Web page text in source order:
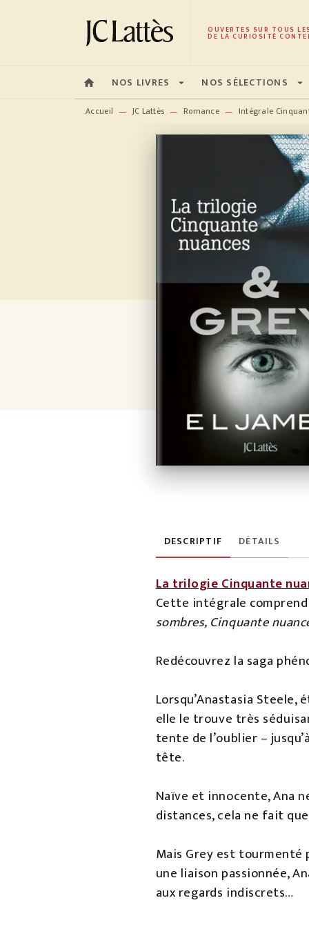
MENU RECHERCHE CONTENU
OUVERTES SUR TOUS
DE LA CURIOSITÉ
home NOS LIVRES arrow_drop_down NOS SÉLECTIONS arrow_drop_down
Accueil — JC Lattès — Romance — Intégrale
DESCRIPTIF DÉTAILS
La trilogie Cinquante
Cette intégrale
sombres, Cinquante
Redécouvrez la saga
Lorsqu’Anastasia
elle le trouve très
tente de l’oublier –
tête.
Naïve et innocente, Ana
distances, cela ne fait
Mais Grey est tourmenté
une liaison passionnée,
aux regards indiscrets…